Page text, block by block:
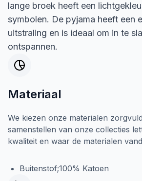
lange broek heeft een
symbolen. De pyjama heeft een
uitstraling en is ideaal om in te
ontspannen.
Materiaal
We kiezen onze materialen
samenstellen van onze collecties
kwaliteit en waar de materialen
Buitenstof;100% Katoen